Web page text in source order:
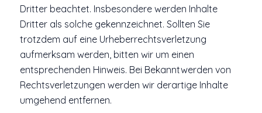
Dritter beachtet. Insbesondere werden Inhalte
Dritter als solche gekennzeichnet. Sollten Sie
trotzdem auf eine Urheberrechtsverletzung
aufmerksam werden, bitten wir um einen
entsprechenden Hinweis. Bei Bekanntwerden von
Rechtsverletzungen werden wir derartige Inhalte
umgehend entfernen.